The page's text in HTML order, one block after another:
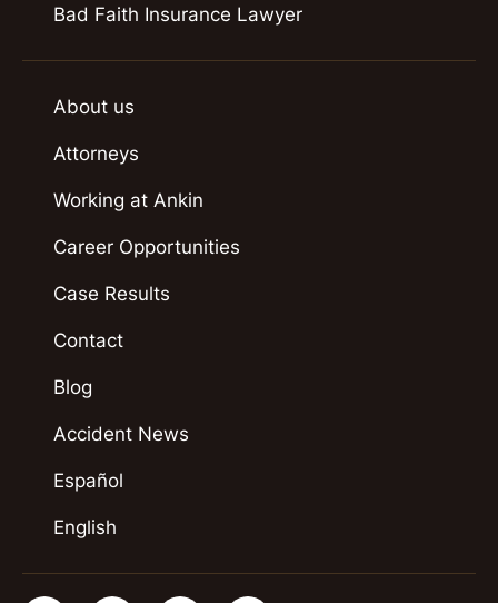
Bad Faith Insurance Lawyer
About us
Attorneys
Working at Ankin
Career Opportunities
Case Results
Contact
Blog
Accident News
Español
English